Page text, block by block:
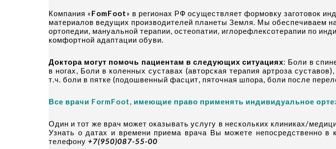
Компания «FomFoot» в регионах РФ осуществляет формовку заготовок
материалов ведущих производителей планеты Земля. Мы обеспечиваем
ортопедии, мануальной терапии, остеопатии, иглорефлексотерапии по
комфортной адаптации обуви.
Доктора могут помочь пациентам в следующих ситуациях: Боли в
в ногах, Боли в коленных суставах (авторская терапия артроза
т.ч. боли в пятке (подошвенный фасцит, пяточная шпора, боли после
Все врачи FormFoot, имеющие право применять индивидуальное
Один и тот же врач может оказывать услугу в нескольких клиниках/
Узнать о датах и времени приема врача Вы можете непосредственно в
телефону +7(950)087-55-00